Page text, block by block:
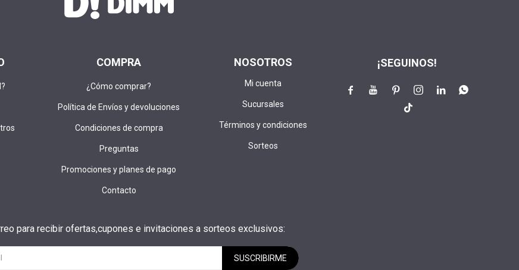
COMPRA
¿Cómo comprar?
Política de Envíos y devoluciones
Condiciones de compra
Preguntas
Promociones y planes de pago
Contacto
NOSOTROS
Mi cuenta
Sucursales
Términos y condiciones
Sorteos
para recibir ofertas,cupones e invitaciones a sorteos exclusivos:
SUSCRIBIRME
¡SEGUINOS!
    

